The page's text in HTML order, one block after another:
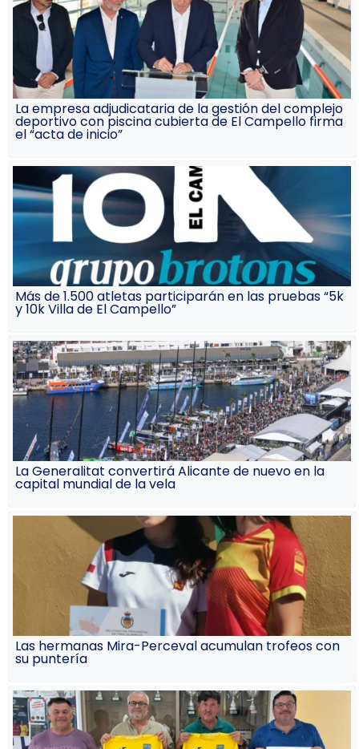
La empresa adjudicataria de la gestión del complejo
deportivo con piscina cubierta de El Campello firma
el “acta de inicio”
Más de 1.500 atletas participarán en las pruebas “5k
y 10k Villa de El Campello”
La Generalitat convertirá Alicante de nuevo en la
capital mundial de la vela
Las hermanas Mira-Perceval acumulan trofeos con
su puntería